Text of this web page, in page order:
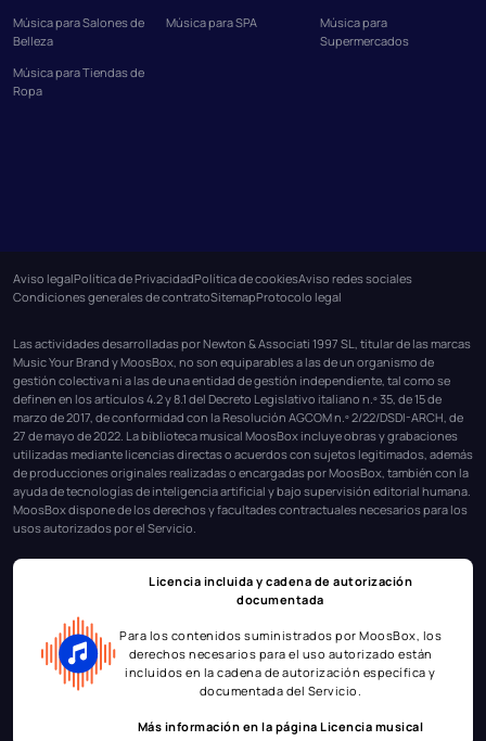
Música para Salones de
Belleza
Música para SPA
Música para
Supermercados
Música para Tiendas de
Ropa
Aviso legalPolítica de PrivacidadPolítica de cookiesAviso redes sociales
Condiciones generales de contratoSitemapProtocolo legal
Las actividades desarrolladas por Newton & Associati 1997 SL, titular de las marcas
Music Your Brand y MoosBox, no son equiparables a las de un organismo de
gestión colectiva ni a las de una entidad de gestión independiente, tal como se
definen en los artículos 4.2 y 8.1 del Decreto Legislativo italiano n.º 35, de 15 de
marzo de 2017, de conformidad con la Resolución AGCOM n.º 2/22/DSDI-ARCH, de
27 de mayo de 2022. La biblioteca musical MoosBox incluye obras y grabaciones
utilizadas mediante licencias directas o acuerdos con sujetos legitimados, además
de producciones originales realizadas o encargadas por MoosBox, también con la
ayuda de tecnologías de inteligencia artificial y bajo supervisión editorial humana.
MoosBox dispone de los derechos y facultades contractuales necesarios para los
usos autorizados por el Servicio.
Licencia incluida y cadena de autorización
documentada
Para los contenidos suministrados por MoosBox, los
derechos necesarios para el uso autorizado están
incluidos en la cadena de autorización específica y
documentada del Servicio.
Más información en la páginaLicencia musical